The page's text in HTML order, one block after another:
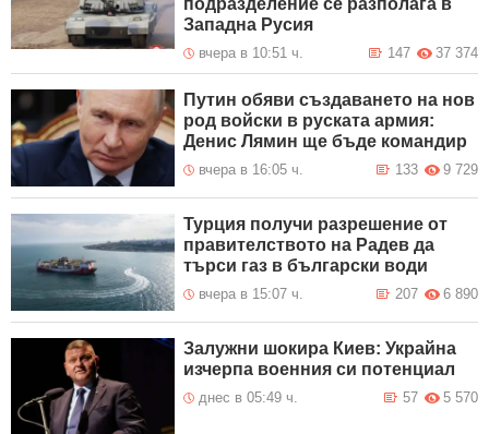
Западна Русия
вчера в 10:51 ч. 37 374
147
Путин обяви създаването на нов
род войски в руската армия:
Денис Лямин ще бъде командир
вчера в 16:05 ч. 9 729
133
Турция получи разрешение от
правителството на Радев да
търси газ в български води
вчера в 15:07 ч. 6 890
207
Залужни шокира Киев: Украйна
изчерпа военния си потенциал
днес в 05:49 ч. 5 570
57